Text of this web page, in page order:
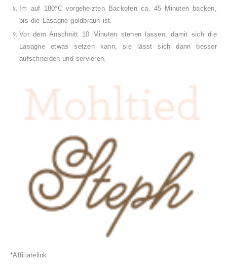
Im auf 180°C vorgeheizten Backofen ca. 45 Minuten backen,
bis die Lasagne goldbraun ist.
Vor dem Anschnitt 10 Minuten stehen lassen, damit sich die
Lasagne etwas setzen kann, sie lässt sich dann besser
aufschneiden und servieren.
*Affiliatelink